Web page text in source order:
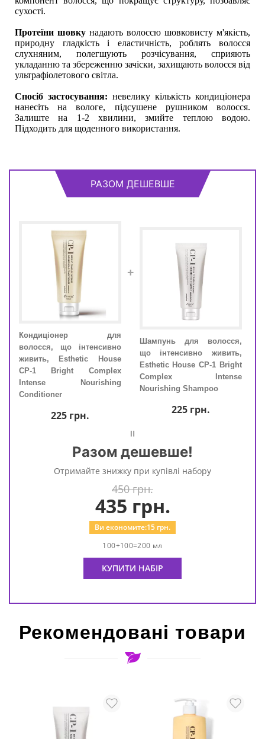
сухості.
Протеїни шовку надають волоссю шовковисту м'якість,
природну гладкість і еластичність, роблять волосся
слухняним, полегшують розчісування, сприяють
укладанню та збереженню зачіски, захищають волосся від
ультрафіолетового світла.
Спосіб застосування: невелику кількість кондиціонера
нанесіть на вологе, підсушене рушником волосся.
Залиште на 1-2 хвилини, змийте теплою водою.
Підходить для щоденного використання.
РАЗОМ ДЕШЕВШЕ
Кондиціонер для
волосся, що інтенсивно
живить, Esthetic House
CP-1 Bright Complex
Intense Nourishing
Conditioner
225грн.
+
Шампунь для волосся,
що інтенсивно живить,
Esthetic House CP-1 Bright
Complex Intense
Nourishing Shampoo
225грн.
=
Разом дешевше!
Отримайте знижку при купівлі набору
450 грн.
435 грн.
Ви економите:15 грн.
100+100=200 мл
КУПИТИ НАБІР
Рекомендовані товари